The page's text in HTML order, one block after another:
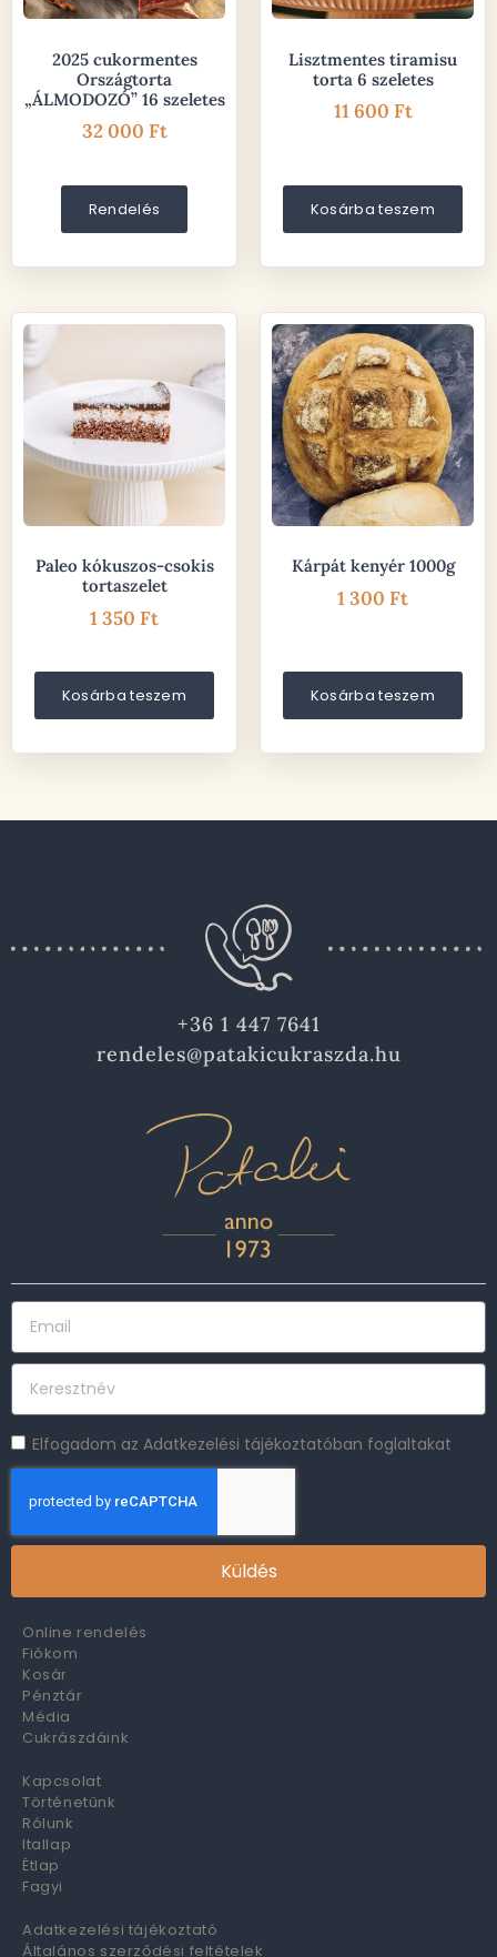
2025 cukormentes
Országtorta
„ÁLMODOZÓ” 16 szeletes
32 000 Ft
Rendelés
Lisztmentes tiramisu
torta 6 szeletes
11 600 Ft
Kosárba teszem
Paleo kókuszos-csokis
tortaszelet
1 350 Ft
Kosárba teszem
Kárpát kenyér 1000g
1 300 Ft
Kosárba teszem
+36 1 447 7641
rendeles@patakicukraszda.hu
Elfogadom az Adatkezelési tájékoztatóban foglaltakat
Küldés
Online rendelés
Fiókom
Kosár
Pénztár
Média
Cukrászdáink
Kapcsolat
Történetünk
Rólunk
Itallap
Étlap
Fagyi
Adatkezelési tájékoztató
Általános szerződési feltételek